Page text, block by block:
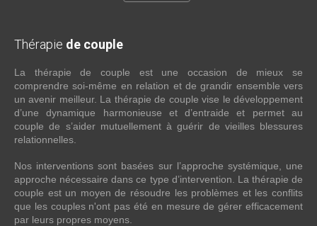
Thérapie de couple
La thérapie de couple est une occasion de mieux se
comprendre soi-même en relation et de grandir ensemble vers
un avenir meilleur. La thérapie de couple vise le développement
d’une dynamique harmonieuse et d’entraide et permet au
couple de s’aider mutuellement à guérir de vieilles blessures
relationnelles.
Nos interventions sont basées sur l’approche systémique, une
approche nécessaire dans ce type d’intervention. La thérapie de
couple est un moyen de résoudre les problèmes et les conflits
que les couples n'ont pas été en mesure de gérer efficacement
par leurs propres moyens.